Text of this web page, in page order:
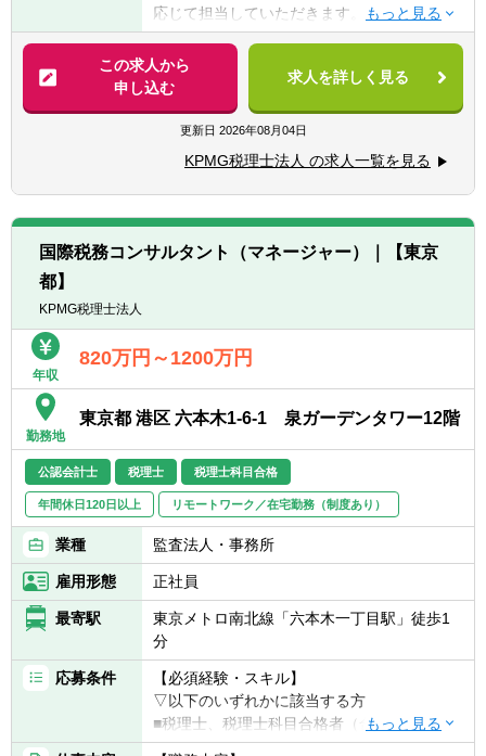
【歓迎経験・スキル】
■税理士法人での業務経験
■事業会社の管理部門（税務・経理・財務）
での業務経験
■監査法人での業務経験
■ビジネスレベルの英語力
※英語力があることで業務の幅が広がりま
応じて担当していただきます。
【具体的には】
■法人税申告書作成業務及びレビュー業務
■税務調査の立会い
■企業買収・企業再編・合併に関するコンサ
ルティング業務
■国際事業戦略・投資形態に関するコンサル
ティング業務
■海外税制リサーチ業務及びコンサルティン
グ業務
■金融取引・商品/証券化取引に関するコンサ
この求人から
申し込む
求人を詳しく見る
更新日 2026年08月04日
KPMG税理士法人 の求人一覧を見る
国際税務コンサルタント（マネージャー）｜【東京
都】
KPMG税理士法人
年収
820万円～1200万円
勤務地
東京都 港区 六本木1-6-1 泉ガーデンタワー12階
公認会計士 税理士 税理士科目合格
年間休日120日以上 リモートワーク／在宅勤務（制度あり）
業種 監査法人・事務所
雇用形態 正社員
最寄駅
東京メトロ南北線「六本木一丁目駅」徒歩1
分
応募条件
【必須経験・スキル】
▽以下のいずれかに該当する方
■税理士、税理士科目合格者（合格科目、科
目数は不問）